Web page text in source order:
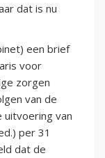
dat is nu
een brief
voor
zorgen
van de
uitvoering van
per 31
dat de